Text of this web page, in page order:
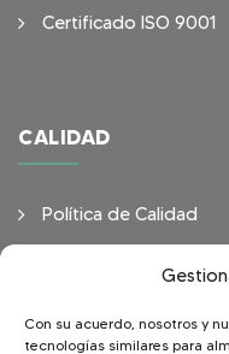
Con su acuerdo, nosotros y
tecnologías similares para
Certificado ISO 9001
CALIDAD
Política de Calidad